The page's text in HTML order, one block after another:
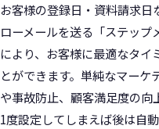
お客様の登録日・資料請求日
ローメールを送る「ステッ
により、お客様に最適なタイ
とができます。単純なマー
や事故防止、顧客満足度の向
1度設定してしまえば後は自